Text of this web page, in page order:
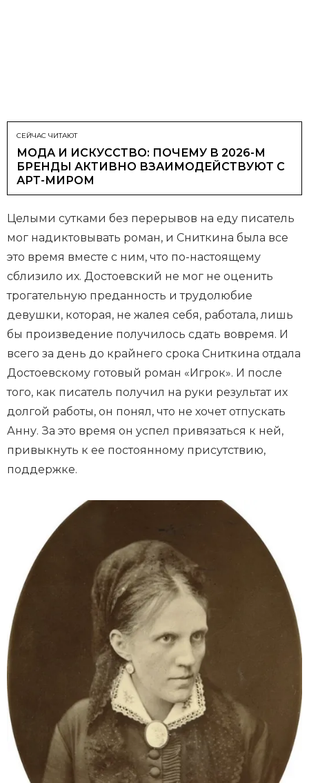
СЕЙЧАС ЧИТАЮТ
МОДА И ИСКУССТВО: ПОЧЕМУ В 2026-М
БРЕНДЫ АКТИВНО ВЗАИМОДЕЙСТВУЮТ С
АРТ-МИРОМ
Целыми сутками без перерывов на еду писатель
мог надиктовывать роман, и Сниткина была все
это время вместе с ним, что по-настоящему
сблизило их. Достоевский не мог не оценить
трогательную преданность и трудолюбие
девушки, которая, не жалея себя, работала, лишь
бы произведение получилось сдать вовремя. И
всего за день до крайнего срока Сниткина отдала
Достоевскому готовый роман «Игрок». И после
того, как писатель получил на руки результат их
долгой работы, он понял, что не хочет отпускать
Анну. За это время он успел привязаться к ней,
привыкнуть к ее постоянному присутствию,
поддержке.